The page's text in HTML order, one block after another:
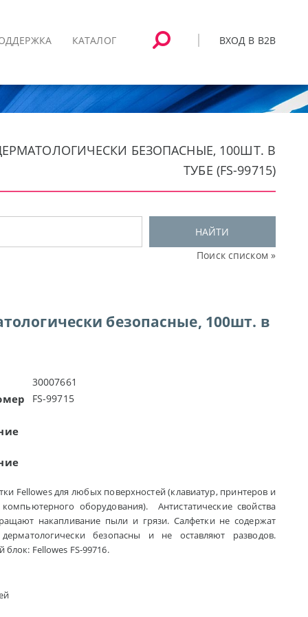
ВХОД В B2B
КАТАЛОГ
БЕЗОПАСНЫЕ, 100ШТ. В
ТУБЕ (FS-99715)
НАЙТИ
Поиск списком »
безопасные, 100шт. в
30007661
FS-99715
Fellowes для любых поверхностей (клавиатур, принтеров и
компьютерного оборудования). Антистатические свойства
накапливание пыли и грязи. Салфетки не содержат
безопасны и не оставляют разводов.
блок: Fellowes FS-99716.